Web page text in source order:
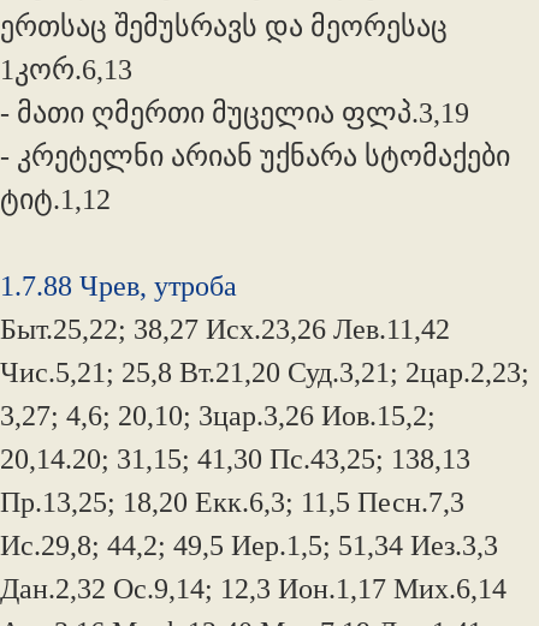
ერთსაც შემუსრავს და მეორესაც
1კორ.6,13
- მათი ღმერთი მუცელია ფლპ.3,19
- კრეტელნი არიან უქნარა სტომაქები
ტიტ.1,12
1.7.88 Чрев, утроба
Быт.25,22; 38,27 Исх.23,26 Лев.11,42
Чис.5,21; 25,8 Вт.21,20 Суд.3,21; 2цар.2,23;
3,27; 4,6; 20,10; 3цар.3,26 Иов.15,2;
20,14.20; 31,15; 41,30 Пс.43,25; 138,13
Пр.13,25; 18,20 Екк.6,3; 11,5 Песн.7,3
Ис.29,8; 44,2; 49,5 Иер.1,5; 51,34 Иез.3,3
Дан.2,32 Ос.9,14; 12,3 Ион.1,17 Мих.6,14